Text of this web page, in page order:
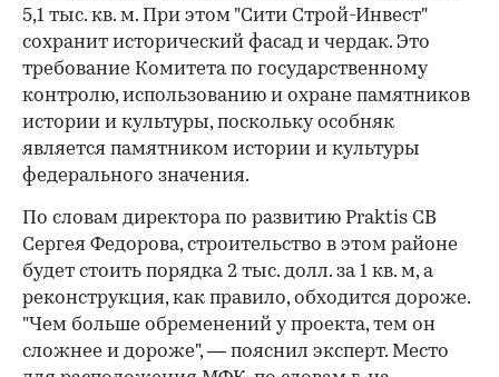
5,1 тыс. кв. м. При этом "Сити Строй-Инвест"
сохранит исторический фасад и чердак. Это
требование Комитета по государственному
контролю, использованию и охране памятников
истории и культуры, поскольку особняк
является памятником истории и культуры
федерального значения.
По словам директора по развитию Praktis CB
Сергея Федорова, строительство в этом районе
будет стоить порядка 2 тыс. долл. за 1 кв. м, а
реконструкция, как правило, обходится дороже.
"Чем больше обременений у проекта, тем он
сложнее и дороже", — пояснил эксперт. Место